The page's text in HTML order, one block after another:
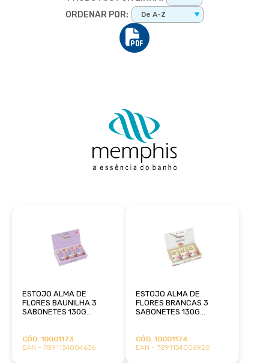
ORDENAR POR: De A-Z
ESTOJO ALMA DE
FLORES BAUNILHA 3
SABONETES 130G
CÓD. 10001173
EAN - 7891134004636
ESTOJO ALMA DE
FLORES BRANCAS 3
SABONETES 130G
CÓD. 10001174
EAN - 7891134006920